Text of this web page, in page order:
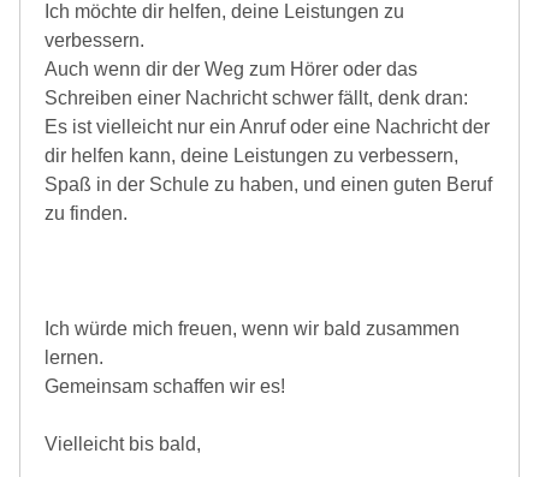
Ich möchte dir helfen, deine Leistungen zu
verbessern.
Auch wenn dir der Weg zum Hörer oder das
Schreiben einer Nachricht schwer fällt, denk dran:
Es ist vielleicht nur ein Anruf oder eine Nachricht der
dir helfen kann, deine Leistungen zu verbessern,
Spaß in der Schule zu haben, und einen guten Beruf
zu finden.
Ich würde mich freuen, wenn wir bald zusammen
lernen.
Gemeinsam schaffen wir es!
Vielleicht bis bald,